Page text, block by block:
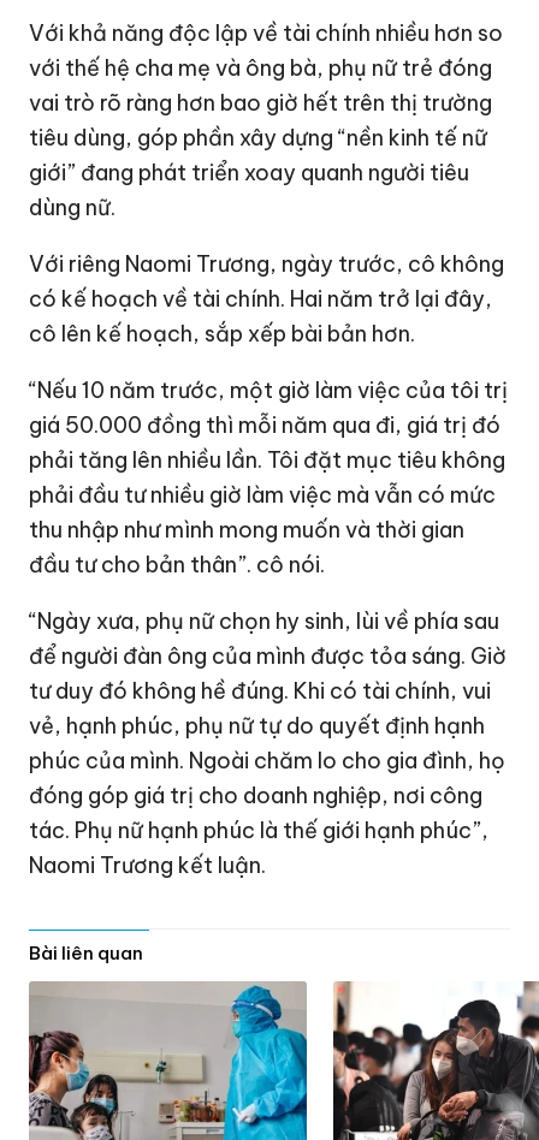
Với khả năng độc lập về tài chính nhiều hơn so
với thế hệ cha mẹ và ông bà, phụ nữ trẻ đóng
vai trò rõ ràng hơn bao giờ hết trên thị trường
tiêu dùng, góp phần xây dựng “nền kinh tế nữ
giới” đang phát triển xoay quanh người tiêu
dùng nữ.
Với riêng Naomi Trương, ngày trước, cô không
có kế hoạch về tài chính. Hai năm trở lại đây,
cô lên kế hoạch, sắp xếp bài bản hơn.
“Nếu 10 năm trước, một giờ làm việc của tôi trị
giá 50.000 đồng thì mỗi năm qua đi, giá trị đó
phải tăng lên nhiều lần. Tôi đặt mục tiêu không
phải đầu tư nhiều giờ làm việc mà vẫn có mức
thu nhập như mình mong muốn và thời gian
đầu tư cho bản thân”. cô nói.
“Ngày xưa, phụ nữ chọn hy sinh, lùi về phía sau
để người đàn ông của mình được tỏa sáng. Giờ
tư duy đó không hề đúng. Khi có tài chính, vui
vẻ, hạnh phúc, phụ nữ tự do quyết định hạnh
phúc của mình. Ngoài chăm lo cho gia đình, họ
đóng góp giá trị cho doanh nghiệp, nơi công
tác. Phụ nữ hạnh phúc là thế giới hạnh phúc”,
Naomi Trương kết luận.
Bài liên quan